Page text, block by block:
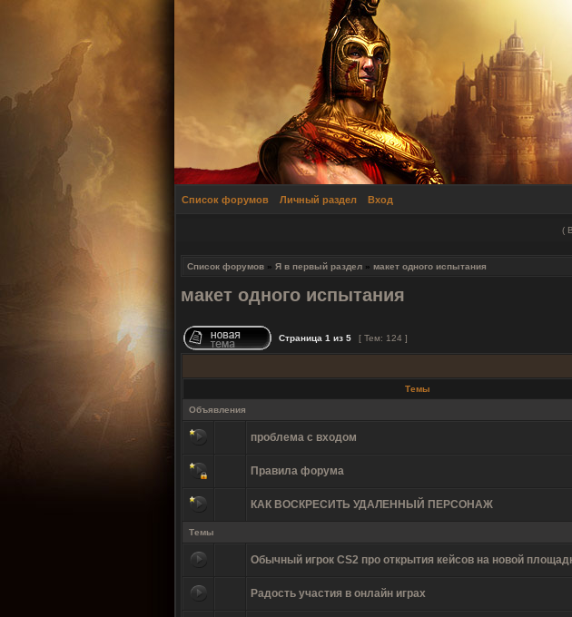
Список форумов Личный раздел Вход
(
Список форумов » Я в первый раздел » макет одного испытания
макет одного испытания
Страница 1 из 5 [ Тем: 124 ]
Темы
Объявления
проблема с входом
Правила форума
КАК ВОСКРЕСИТЬ УДАЛЕННЫЙ ПЕРСОНАЖ
Темы
Обычный игрок CS2 про открытия кейсов на новой
Радость участия в онлайн играх